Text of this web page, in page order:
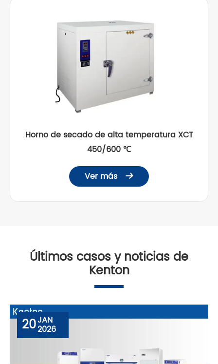
Horno de secado de alta temperatura XCT
450/600 ℃
Ver más 
Últimos casos y noticias de
Kenton
20JAN
2026